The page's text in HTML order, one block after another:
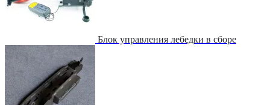
Блок управления лебедки в сборе